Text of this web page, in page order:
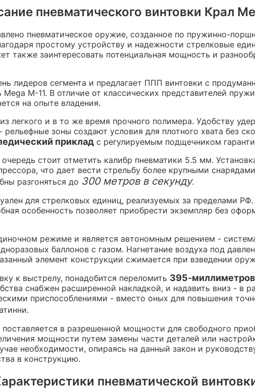
пневматического винтовки Крал
пневматическое оружие, созданное по пружинно-
простому устройству и надежности стрелковые
также заинтересовать потенциальная мощность и
лидеров сегмента и предлагает ППП винтовки с
M-11. В отличие от классических представителей
на опыте владения.
легкого и в то же время прочного полимера. Удобству
рельефные зоны создают условия для плотного хвата без
приклад с регулируемым подщечником
стоит отметить калибр пневматики 5.5 мм.
что дает вести стрельбу более крупными
разгоняться до 300 метров в секунду.
для стрелковых единиц, реализуемых за пределами
особенность позволяет приобрести экземпляр без
режиме и является автономным решением -
баллонов с газом. Нагнетание воздуха под
элемент конструкции сжимается при взведении
к выстрелу, понадобится переломить 395-
снабжен расширенной накладкой, и надавить вниз - в
приспособлениями - вместо оных для повышения
в разрешенной мощности для свободного
мощности путем замены части деталей или
необходимости, опираясь на данный закон и
в конструкцию.
пневматической